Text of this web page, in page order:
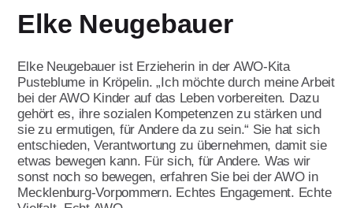
Was wir tun
Freiwilligendienste
Altenhilfe
Teilhabe von Menschen m.
Behinderungen/ Eingliederung
Ehrenamt
Kinder- und Jugendhilfe
Öffentlichkeitsarbeit
Engagement
Mitgliederschaft und Förderung
Mitgliedsantrag
Förderer werden
Spenden
Engagement im Ehrenamt ist
vielseitig
FSJ / BFD
Freiwilliges Soziales Jahr/BFD unter 27
Jahre
Bundesfreiwilligendienst über 27 Jahre
Jetzt bewerben
Aktuelles & Presse
Aktuelles
Landtagswahlen 2026
Themen
Elke Neugebauer
Elke Neugebauer ist Erzieherin in der AWO-Kita
Pusteblume in Kröpelin. „Ich möchte durch meine Arbeit
bei der AWO Kinder auf das Leben vorbereiten. Dazu
gehört es, ihre sozialen Kompetenzen zu stärken und
sie zu ermutigen, für Andere da zu sein.“ Sie hat sich
entschieden, Verantwortung zu übernehmen, damit sie
etwas bewegen kann. Für sich, für Andere. Was wir
sonst noch so bewegen, erfahren Sie bei der AWO in
Mecklenburg-Vorpommern. Echtes Engagement. Echte